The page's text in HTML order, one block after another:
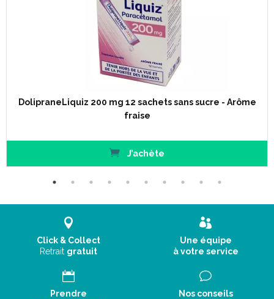
DolipraneLiquiz 200 mg 12 sachets sans sucre - Arôme
fraise
J’achète
Click & Collect
Retrait gratuit
Une équipe
à votre service
Prendre
Nos conseils